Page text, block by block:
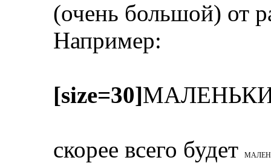
(очень большой) от
Например:
[size=30]
скорее всего будет